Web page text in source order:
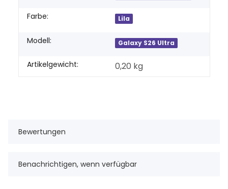
Farbe: Lila
Modell: Galaxy S26 Ultra
Artikelgewicht: 0,20 kg
Bewertungen
Benachrichtigen, wenn verfügbar